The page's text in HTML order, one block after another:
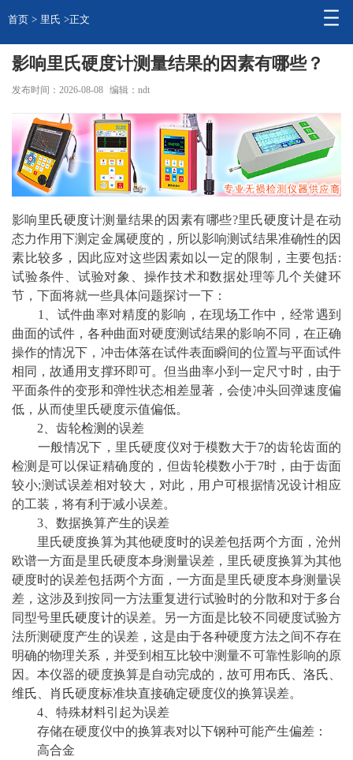
首页 > 里氏 >正文
影响里氏硬度计测量结果的因素有哪些？
发布时间：2026-08-08 编辑：ndt
影响里氏硬度计测量结果的因素有哪些?里氏硬度计是在动
态力作用下测定金属硬度的，所以影响测试结果准确性的因
素比较多，因此应对这些因素如以一定的限制，主要包括:
试验条件、试验对象、操作技术和数据处理等几个关健环
节，下面将就一些具体问题探讨一下：
1、试件曲率对精度的影响，在现场工作中，经常遇到
曲面的试件，各种曲面对硬度测试结果的影响不同，在正确
操作的情况下，冲击体落在试件表面瞬间的位置与平面试件
相同，故通用支撑环即可。但当曲率小到一定尺寸时，由于
平面条件的变形和弹性状态相差显著，会使冲头回弹速度偏
低，从而使里氏硬度示值偏低。
2、齿轮检测 的误差
一般情况下，里氏硬度仪对于模数大于7的齿轮齿面的
检测是可以保证精确度的，但齿轮模数小于7时，由于齿面
较小;测试误差相对较大，对此，用户可根据情况设计相应
的工装，将有利于减小误差。
3、数据换算产生的误差
里氏硬度换算为其他硬度时的误差包括两个方面，沧州
欧谱一方面是里氏硬度本身测量误差，里氏硬度换算为其他
硬度时的误差包括两个方面，一方面是里氏硬度本身测量误
差，这涉及到按同一方法重复进行试验时的分散和对于多台
同型号里氏硬度计的误差。另一方面是比较不同硬度试验方
法所测硬度产生的误差，这是由于各种硬度方法之间不存在
明确的物理关系，并受到相互比较中测量不可靠性影响的原
因。本仪器的硬度换算是自动完成的，故可用布氏 洛氏
维氏
肖氏硬度标准块直接确定硬度仪的换算误差。
4、特殊材料引起为误差
存储在硬度仪中的换算表对以下钢种可能产生偏差：
高合金